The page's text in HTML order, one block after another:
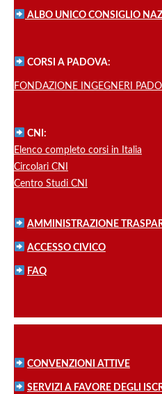
ALBO UNICO CONSIGLIO
CORSI A PADOVA:
FONDAZIONE INGEGNERI
CNI:
Elenco completo corsi in Italia
Circolari CNI
Centro Studi CNI
AMMINISTRAZIONE
ACCESSO CIVICO
FAQ
CONVENZIONI ATTIVE
SERVIZI A FAVORE DEGLI